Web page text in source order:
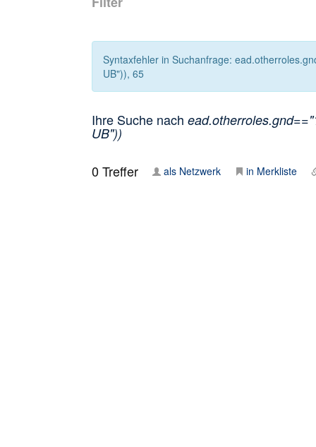
Syntaxfehler in Suchanfrage:
UB")), 65
Ihre Suche nach
UB"))
0Treffer als Netzwerk in Merkliste